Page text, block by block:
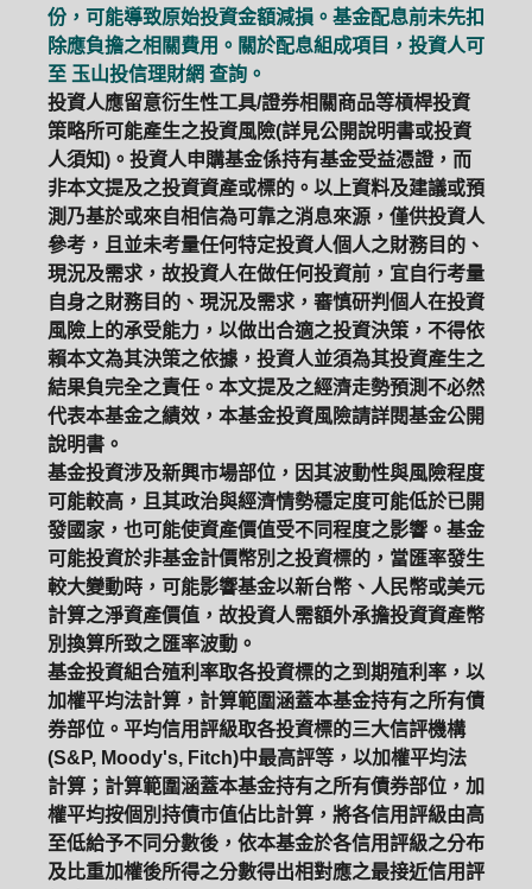
份，可能導致原始投資金額減損。基金配息前未先扣
除應負擔之相關費用。關於配息組成項目，投資人可
至 玉山投信理財網 查詢。
投資人應留意衍生性工具/證券相關商品等槓桿投資
策略所可能產生之投資風險(詳見公開說明書或投資
人須知)。投資人申購基金係持有基金受益憑證，而
非本文提及之投資資產或標的。以上資料及建議或預
測乃基於或來自相信為可靠之消息來源，僅供投資人
參考，且並未考量任何特定投資人個人之財務目的、
現況及需求，故投資人在做任何投資前，宜自行考量
自身之財務目的、現況及需求，審慎研判個人在投資
風險上的承受能力，以做出合適之投資決策，不得依
賴本文為其決策之依據，投資人並須為其投資產生之
結果負完全之責任。本文提及之經濟走勢預測不必然
代表本基金之績效，本基金投資風險請詳閱基金公開
說明書。
基金投資涉及新興市場部位，因其波動性與風險程度
可能較高，且其政治與經濟情勢穩定度可能低於已開
發國家，也可能使資產價值受不同程度之影響。基金
可能投資於非基金計價幣別之投資標的，當匯率發生
較大變動時，可能影響基金以新台幣、人民幣或美元
計算之淨資產價值，故投資人需額外承擔投資資產幣
別換算所致之匯率波動。
基金投資組合殖利率取各投資標的之到期殖利率，以
加權平均法計算，計算範圍涵蓋本基金持有之所有債
券部位。平均信用評級取各投資標的三大信評機構
(S&P, Moody's, Fitch)中最高評等，以加權平均法
計算；計算範圍涵蓋本基金持有之所有債券部位，加
權平均按個別持債市值佔比計算，將各信用評級由高
至低給予不同分數後，依本基金於各信用評級之分布
及比重加權後所得之分數得出相對應之最接近信用評